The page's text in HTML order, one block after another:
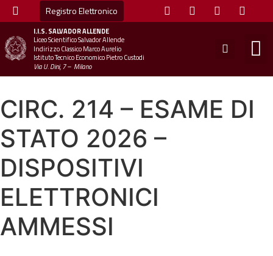
Registro Elettronico
I.I.S.SALVADOR ALLENDE
Liceo Scientifico Salvador Allende
Indirizzo Classico Marco Aurelio
Istituto Tecnico Economico Pietro Custodi
Via U. Dini, 7 – Milano
CIRC. 214 – ESAME DI
STATO 2026 –
DISPOSITIVI
ELETTRONICI
AMMESSI